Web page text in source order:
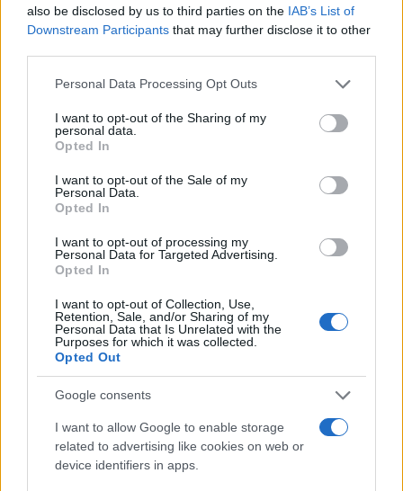
also be disclosed by us to third parties on the IAB’s List of
Downstream Participants that may further disclose it to other
Please note that this website/app uses one or more Google
not limited to your visit or usage behaviour. You may click to
grant or deny consent to Google and its third-party tags to
use your data for below specified purposes in below Google
consent section.
Personal Data Processing Opt Outs
I want to opt-out of the Sharing of my
personal data.
Opted In
I want to opt-out of the Sale of my
Personal Data.
Opted In
I want to opt-out of processing my
Personal Data for Targeted Advertising.
Opted In
I want to opt-out of Collection, Use,
Retention, Sale, and/or Sharing of my
Personal Data that Is Unrelated with the
Purposes for which it was collected.
Opted Out
Google consents
I want to allow Google to enable storage
related to advertising like cookies on web or
device identifiers in apps.
Condividi l'articolo
F
a
ce
b
o
o
k
T
w
it
te
r
Pi
n
te
st
W
h
at
A
p
S
h
a
Articolo precedente
NOTIZIE RECENTI
Michelle Hunziker in Gallura, bella anche dal
vivo: un amico vip svela come fa
Calangianus, dopo le polemiche il centro
accoglienza minori chiude
Olbia, divieto di sosta contro spaccio e degrado:
esplode la protesta